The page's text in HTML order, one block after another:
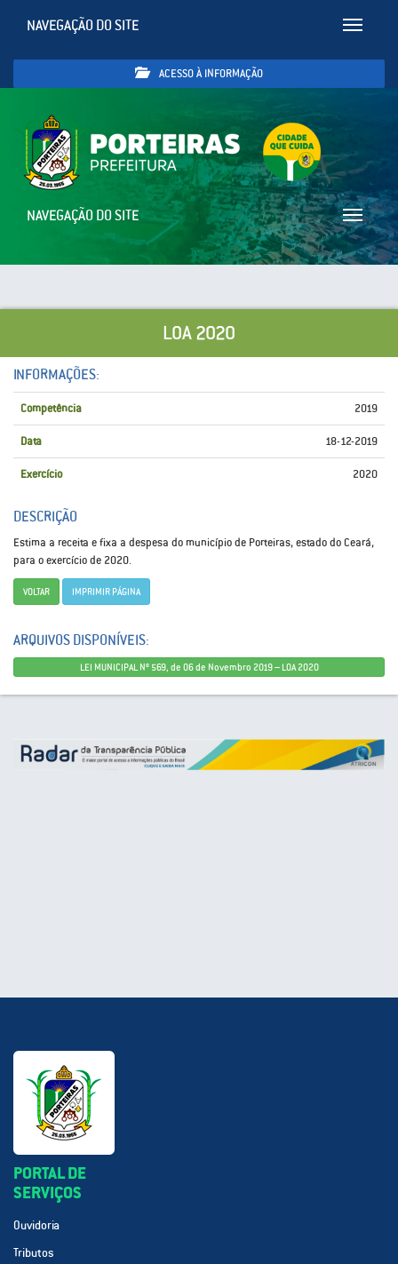
Toggle
NAVEGAÇÃO DO SITE
ACESSO À INFORMAÇÃO
Toggle
NAVEGAÇÃO DO SITE
LOA 2020
INFORMAÇÕES:
Competência 2019
Data 18-12-2019
Exercício 2020
DESCRIÇÃO
Estima a receita e fixa a despesa do município de Porteiras, estado do Ceará,
para o exercício de 2020.
VOLTAR IMPRIMIR PÁGINA
ARQUIVOS DISPONÍVEIS:
LEI MUNICIPAL Nº 569, de 06 de Novembro 2019 – LOA 2020
PORTAL DE
SERVIÇOS
Ouvidoria
Tributos